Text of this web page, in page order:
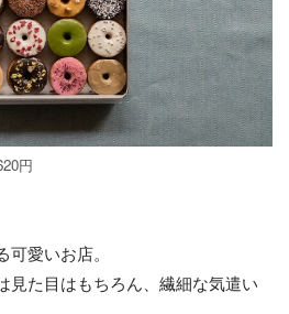
円
愛いお店。
見た目はもちろん、繊細な気遣い